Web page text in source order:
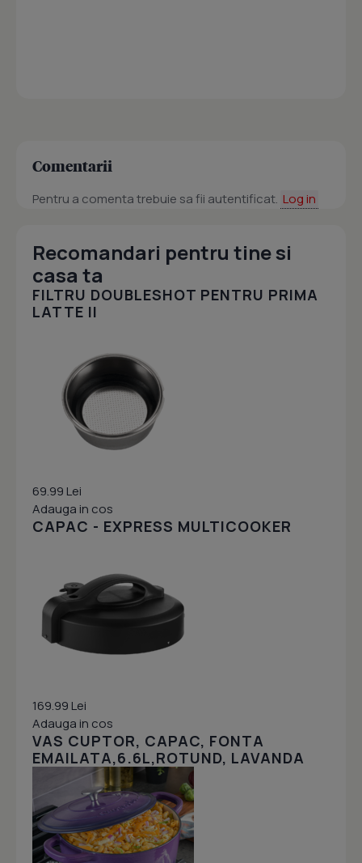
Comentarii
Pentru a comenta trebuie sa fii autentificat. Log in
Recomandari pentru tine si
casa ta
FILTRU DOUBLESHOT PENTRU PRIMA
LATTE II
69.99 Lei
Adauga in cos
CAPAC - EXPRESS MULTICOOKER
169.99 Lei
Adauga in cos
VAS CUPTOR, CAPAC, FONTA
EMAILATA,6.6L,ROTUND, LAVANDA